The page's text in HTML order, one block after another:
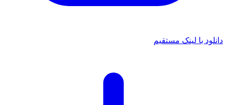
دانلود با لینک مستقیم